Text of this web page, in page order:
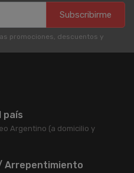
Subscribirme
promociones, descuentos y
país
Argentino (a domicilio y
Arrepentimiento